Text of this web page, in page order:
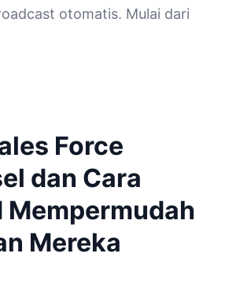
otomatis. Mulai dari
Force
dan Cara
Mereka